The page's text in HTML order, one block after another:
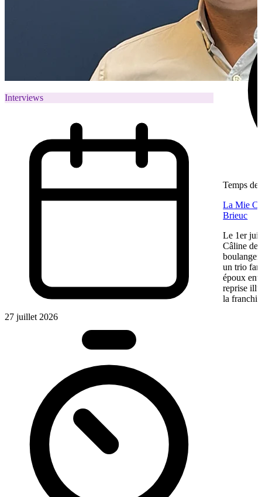
Interviews
27 juillet 2026
Temps de
La Mie
Brieuc
Le 1er
Câline de
un trio
époux
reprise
la